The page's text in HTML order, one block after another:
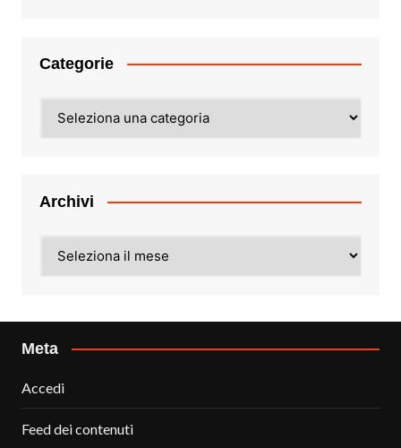
Categorie
Archivi
Meta
Accedi
Feed dei contenuti